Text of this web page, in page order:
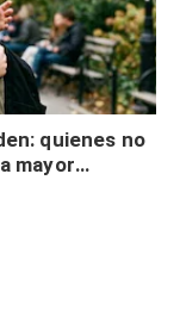
quienes no
mayor
no es por